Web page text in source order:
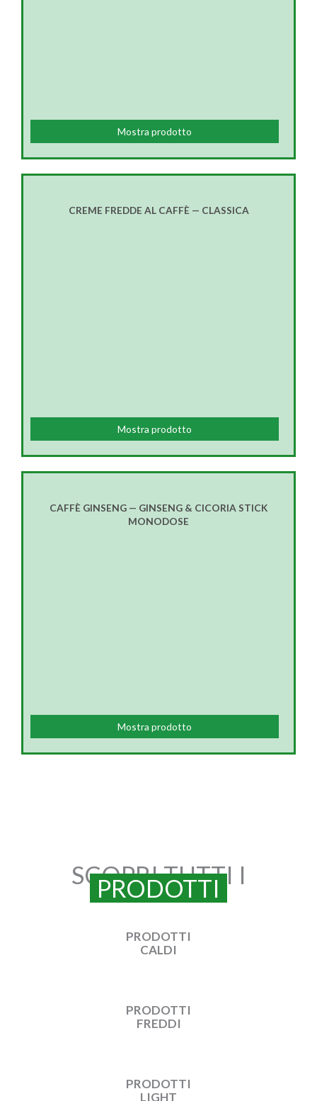
Mostra prodotto
CREME FREDDE AL CAFFÈ — CLASSICA
Mostra prodotto
CAFFÈ GINSENG — GINSENG & CICORIA STICK
MONODOSE
Mostra prodotto
SCOPRI TUTTI I
PRODOTTI
PRODOTTI
CALDI
PRODOTTI
FREDDI
PRODOTTI
LIGHT